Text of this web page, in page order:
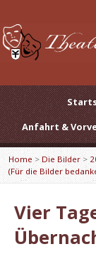
Anfahrt &
Home > Die Bilder>
(Für die Bilder
Vier